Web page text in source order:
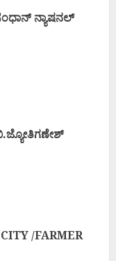
ನ್ಯಾಷನಲ್
/FARMER